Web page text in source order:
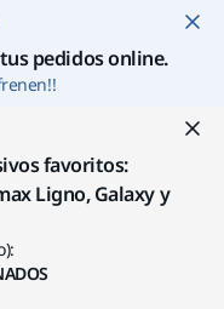
tus pedidos online.
favoritos:
Ligno, Galaxy y